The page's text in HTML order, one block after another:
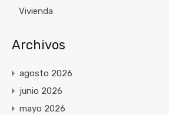
Vivienda
Archivos
agosto 2026
junio 2026
mayo 2026